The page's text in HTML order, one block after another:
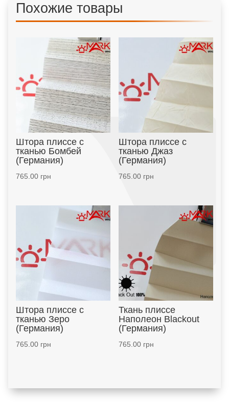
Похожие товары
Штора плиссе с
тканью Бомбей
(Германия)
765.00грн
Штора плиссе с
тканью Джаз
(Германия)
765.00грн
Штора плиссе с
тканью Зеро
(Германия)
765.00грн
Ткань плиссе
Наполеон Blackout
(Германия)
765.00грн